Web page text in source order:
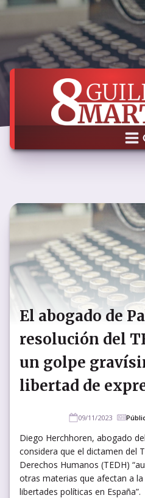
El abogado de
resolución del
un golpe
libertad de
09/11/2023
Diego Herchhoren, abogado del
considera que el dictamen del
Derechos Humanos (TEDH)
otras materias que afectan a
libertades políticas en España”.